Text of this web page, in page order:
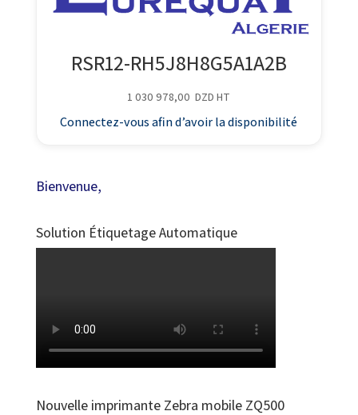
RSR12-RH5J8H8G5A1A2B
1 030 978,00 DZD HT
Connectez-vous afin d’avoir la disponibilité
Bienvenue,
Solution Étiquetage Automatique
Nouvelle imprimante Zebra mobile ZQ500